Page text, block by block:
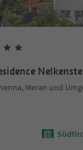
Meran und